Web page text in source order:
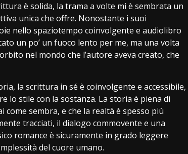
è solida, la trama a volte mi è sembrata un
unica che offre. Nonostante i suoi
nello spaziotempo coinvolgente e audiolibro
un po’ un fuoco lento per me, ma una volta
nel mondo che l’autore aveva creato, che
la scrittura in sé è coinvolgente e accessibile,
lo stile con la sostanza. La storia è piena di
sembra, e che la realtà è spesso più
tracciati, il dialogo commovente e una
romance è sicuramente in grado leggere
del cuore umano.